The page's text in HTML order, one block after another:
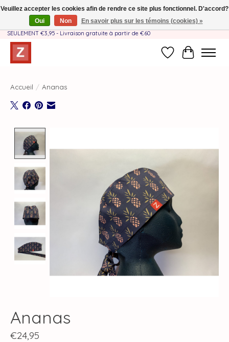
Fait à la main par une équipe mère-fille❤️ - Frais de livraison BE & NL
SEULEMENT €3,95 - Livraison gratuite à partir de €60
Liste dePanier
Accueil / Ananas
Ananas
€24,95
Veuillez accepter les cookies afin de rendre ce site plus fonctionnel. D'accord?
Oui
Non En savoir plus sur les témoins (cookies) »